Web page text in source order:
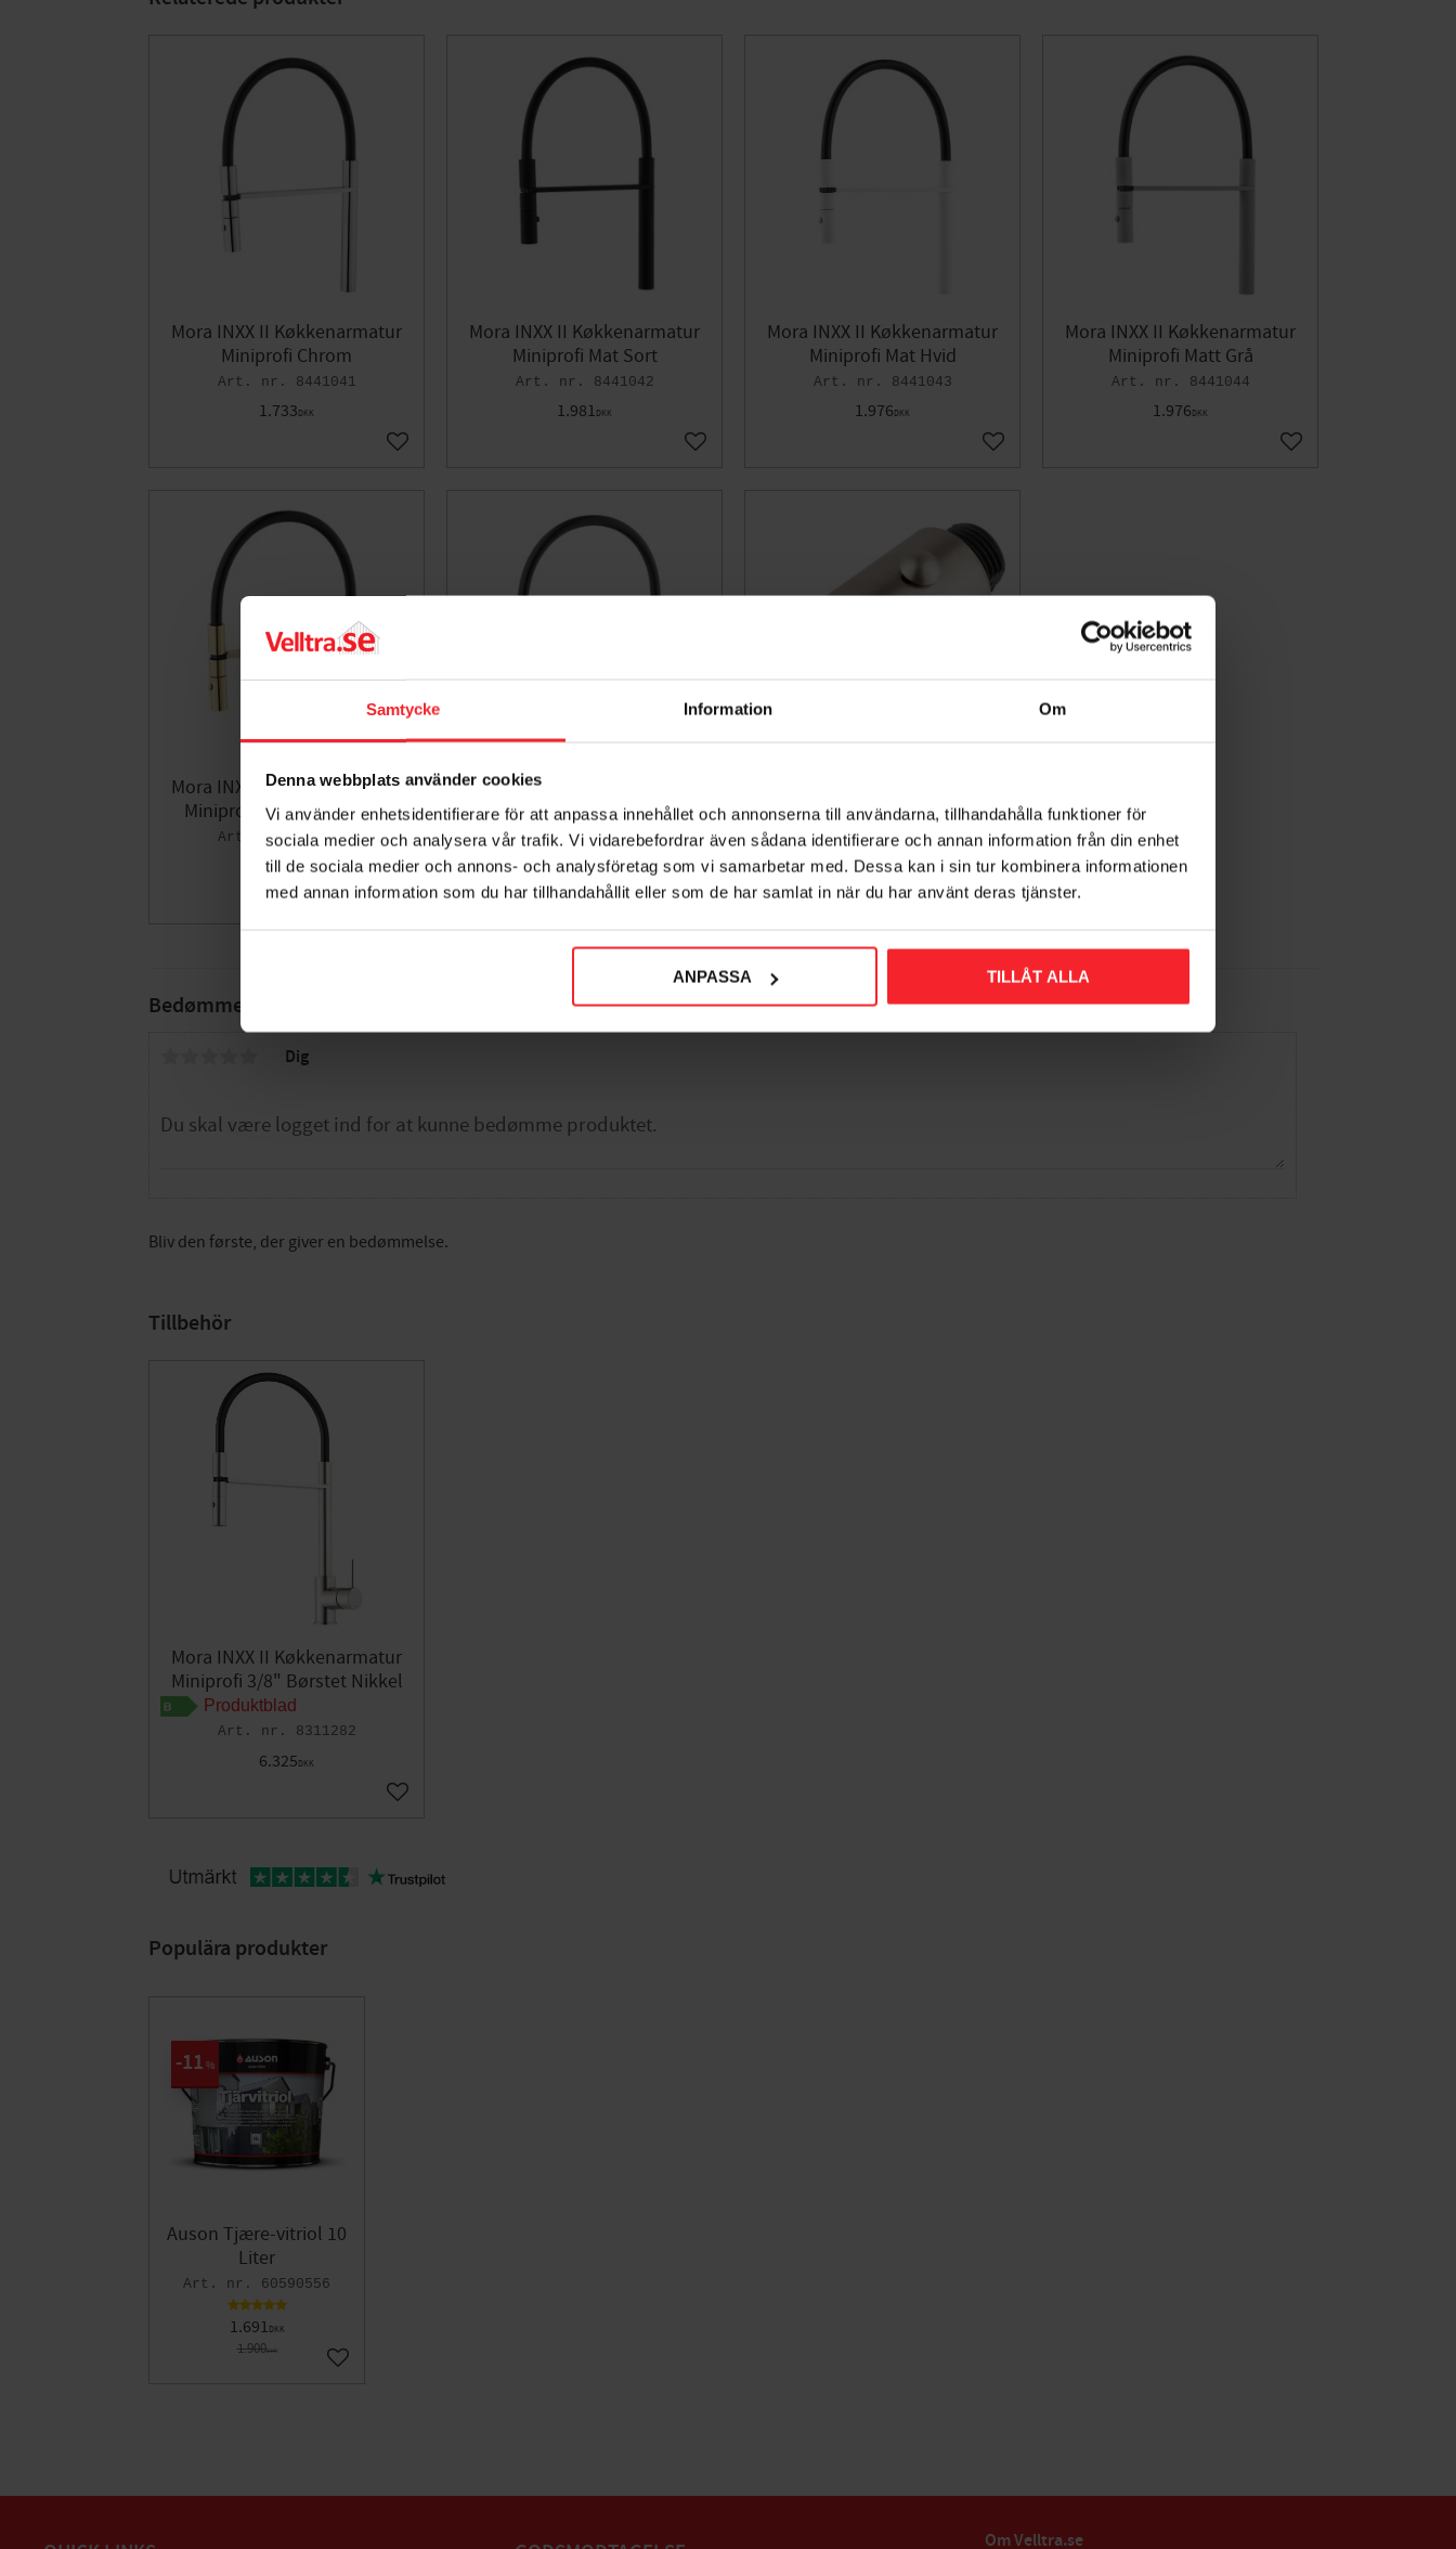
Samtycke Information Om
Denna webbplats använder cookies
Vi använder enhetsidentifierare för att anpassa innehållet och annonserna till användarna, tillhandahålla funktioner för
sociala medier och analysera vår trafik. Vi vidarebefordrar även sådana identifierare och annan information från din enhet
till de sociala medier och annons- och analysföretag som vi samarbetar med. Dessa kan i sin tur kombinera informationen
med annan information som du har tillhandahållit eller som de har samlat in när du har använt deras tjänster.
ANPASSA TILLÅT ALLA
Bedømmelser
Dig
Bliv den første, der giver en bedømmelse.
Mora INXX II Køkkenarmatur
Miniprofi Chrom
8441041
1.733DKK
Gem som favorit
Mora INXX II Køkkenarmatur
Miniprofi Mat Sort
8441042
1.981DKK
Gem som favorit
Mora INXX II Køkkenarmatur
Miniprofi Mat Hvid
8441043
1.976DKK
Gem som favorit
Mora INXX II Køkkenarmatur
Miniprofi Matt Grå
8441044
1.976DKK
Gem som favorit
Mora INXX II Køkkenarmatur
Miniprofi Poleret Messing
8441045
2.354DKK
Mora INXX II Køkkenarmatur
Miniprofi Børstet Messing
8441046
2.354DKK
Børstet Nikkel
8387156
631DKK
Gem som favorit
Tillbehör
Mora INXX II Køkkenarmatur
Miniprofi 3/8" Børstet Nikkel
Produktblad
8311282
6.325DKK
Gem som favorit
Populära produkter
Auson Tjære-vitriol 10
Liter
60590556
1.691DKK
1.900DKK
11 %
Gem som favorit
Om Velltra.se